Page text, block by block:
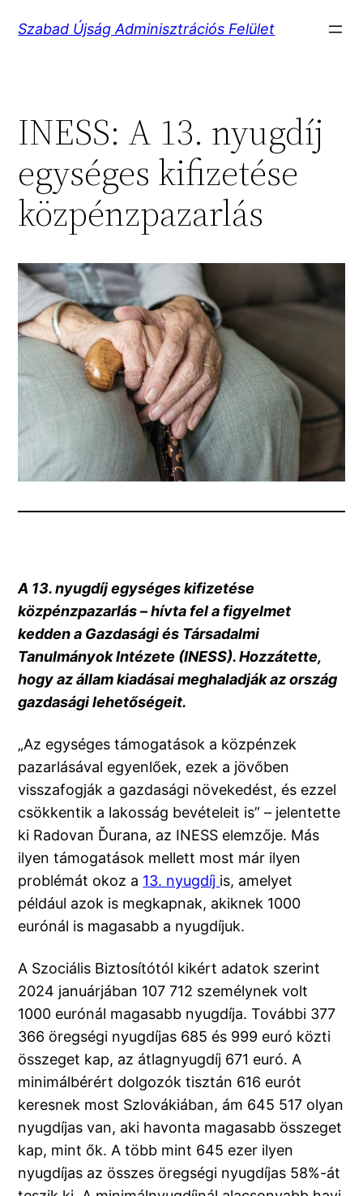
Szabad Újság Adminisztrációs Felület
INESS: A 13. nyugdíj
egységes kifizetése
közpénzpazarlás
A 13. nyugdíj egységes kifizetése
közpénzpazarlás – hívta fel a figyelmet
kedden a Gazdasági és Társadalmi
Tanulmányok Intézete (INESS). Hozzátette,
hogy az állam kiadásai meghaladják az ország
gazdasági lehetőségeit.
„Az egységes támogatások a közpénzek
pazarlásával egyenlőek, ezek a jövőben
visszafogják a gazdasági növekedést, és ezzel
csökkentik a lakosság bevételeit is” – jelentette
ki Radovan Ďurana, az INESS elemzője. Más
ilyen támogatások mellett most már ilyen
problémát okoz a 13. nyugdíj is, amelyet
például azok is megkapnak, akiknek 1000
eurónál is magasabb a nyugdíjuk.
A Szociális Biztosítótól kikért adatok szerint
2024 januárjában 107 712 személynek volt
1000 eurónál magasabb nyugdíja. További 377
366 öregségi nyugdíjas 685 és 999 euró közti
összeget kap, az átlagnyugdíj 671 euró. A
minimálbérért dolgozók tisztán 616 eurót
keresnek most Szlovákiában, ám 645 517 olyan
nyugdíjas van, aki havonta magasabb összeget
kap, mint ők. A több mint 645 ezer ilyen
nyugdíjas az összes öregségi nyugdíjas 58%-át